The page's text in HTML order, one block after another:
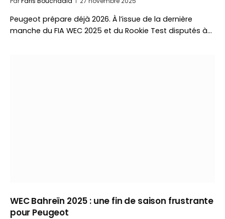
Peugeot prépare déjà 2026. À l’issue de la dernière
manche du FIA WEC 2025 et du Rookie Test disputés à…
WEC Bahreïn 2025 : une fin de saison frustrante
pour Peugeot